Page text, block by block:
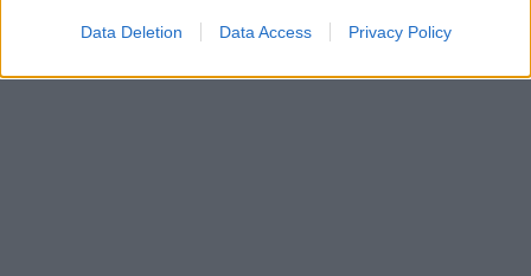
Data Deletion Data Access Privacy Policy